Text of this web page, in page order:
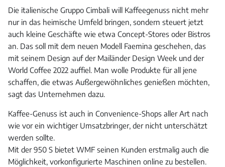
Die italienische Gruppo Cimbali will Kaffeegenuss nicht mehr
nur in das heimische Umfeld bringen, sondern steuert jetzt
auch kleine Geschäfte wie etwa Concept-Stores oder Bistros
an. Das soll mit dem neuen Modell Faemina geschehen, das
mit seinem Design auf der Mailänder Design Week und der
World Coffee 2022 auffiel. Man wolle Produkte für all jene
schaffen, die etwas Außergewöhnliches genießen möchten,
sagt das Unternehmen dazu.
Kaffee-Genuss ist auch in Convenience-Shops aller Art nach
wie vor ein wichtiger Umsatzbringer, der nicht unterschätzt
werden sollte.
Mit der 950 S bietet WMF seinen Kunden erstmalig auch die
Möglichkeit, vorkonfigurierte Maschinen online zu bestellen.